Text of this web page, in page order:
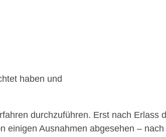
haben und
durchzuführen. Erst nach Erlass
einigen Ausnahmen abgesehen –